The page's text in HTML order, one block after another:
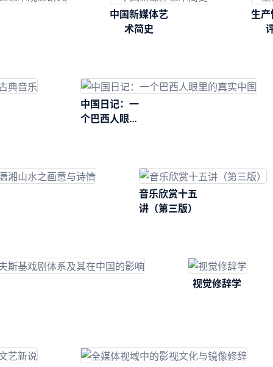
中国新媒体艺
术简史
生产
中国日记：一
个巴西人眼里
音乐欣赏十五
讲（第三版）
视觉修辞学